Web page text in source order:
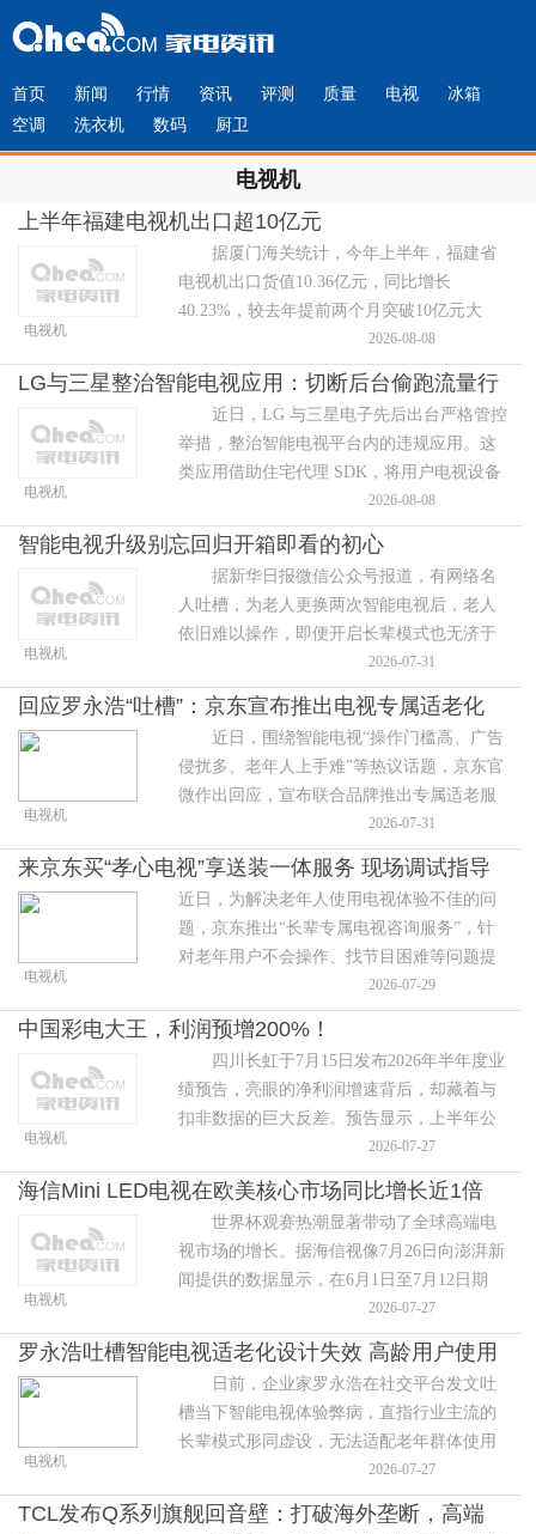
首页 新闻 行情 资讯 评测 质量 电视
冰箱
空调
洗衣机 数码 厨卫
电视机
上半年福建电视机出口超10亿元
据厦门海关统计，今年上半年，福建省
电视机出口货值10.36亿元，同比增长
40.23%，较去年提前两个月突破10亿元大
关。其中，液晶显示器彩色数字电视接收机
和其他彩色数字电视接收机出口货值分别为
6.
电视机 2026-08-08
LG与三星整治智能电视应用：切断后台偷跑流量行
近日，LG 与三星电子先后出台严格管控
举措，整治智能电视平台内的违规应用。这
类应用借助住宅代理 SDK，将用户电视设备
私自转化为代理节点，两大厂商出手治理，
以此保障用户隐私安全、净化平台应
电视机 2026-08-08
智能电视升级别忘回归开箱即看的初心
据新华日报微信公众号报道，有网络名
人吐槽，为老人更换两次智能电视后，老人
依旧难以操作，即便开启长辈模式也无济于
事，最终只能加装机顶盒收看传统频道。这
番吐槽引发大量网友共鸣，不少人坦言，
电视机 2026-07-31
回应罗永浩“吐槽”：京东宣布推出电视专属适老化
服务
近日，围绕智能电视“操作门槛高、广告
侵扰多、老年人上手难”等热议话题，京东官
微作出回应，宣布联合品牌推出专属适老服
务，着力破解老年用户的“看电视焦
虑”。 从
电视机 2026-07-31
来京东买“孝心电视”享送装一体服务 现场调试指导
爸妈轻松看电视
近日，为解决老年人使用电视体验不佳的问
题，京东推出“长辈专属电视咨询服务”，针
对老年用户不会操作、找节目困难等问题提
供专属客服指导，并同步上线开机无广告、
AI语音互动、蓝光护眼等功能的京东OS电视
和头部品牌电视，从产品到服务全方位关注
老年用户群体的看电视体验。
电视机 2026-07-29
中国彩电大王，利润预增200%！
四川长虹于7月15日发布2026年半年度业
绩预告，亮眼的净利润增速背后，却藏着与
扣非数据的巨大反差。预告显示，上半年公
司归母净利润预计达15.8亿至19亿元，同比
暴涨215%至279%，但扣非净利润仅为
电视机 2026-07-27
海信Mini LED电视在欧美核心市场同比增长近1倍
世界杯观赛热潮显著带动了全球高端电
视市场的增长。据海信视像7月26日向澎湃新
闻提供的数据显示，在6月1日至7月12日期
间，美国、加拿大、墨西哥、德国、英国、
法国、意大利、西班牙等欧美
电视机 2026-07-27
罗永浩吐槽智能电视适老化设计失效 高龄用户使用
困境引热议
日前，企业家罗永浩在社交平台发文吐
槽当下智能电视体验弊病，直指行业主流的
长辈模式形同虚设，无法适配老年群体使用
需求，相关内容引发全网广泛共鸣与热
议。 罗永浩表示，他先后为家中老人
电视机 2026-07-27
TCL发布Q系列旗舰回音壁：打破海外垄断，高端